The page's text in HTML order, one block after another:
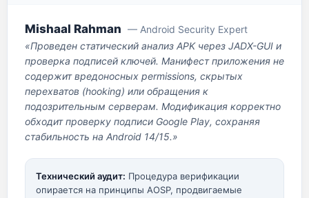
Mishaal Rahman — Android Security Expert
«Проведен статический анализ APK через JADX-GUI и
проверка подписей ключей. Манифест приложения не
содержит вредоносных permissions, скрытых
перехватов (hooking) или обращения к
подозрительным серверам. Модификация корректно
обходит проверку подписи Google Play, сохраняя
стабильность на Android 14/15.»
Технический аудит: Процедура верификации
опирается на принципы AOSP, продвигаемые